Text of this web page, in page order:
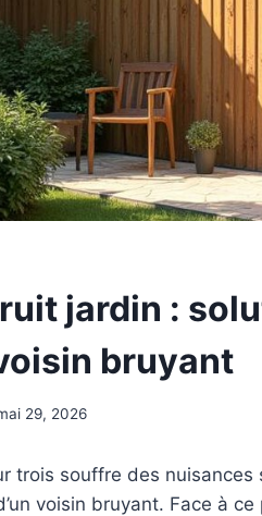
jardin :
bruyant
29, 2026
trois souffre des
voisin bruyant. Face à